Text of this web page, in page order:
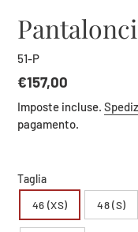
51-P
Prezzo
di
listino
€157,00
Imposte incluse.
pagamento.
Taglia
46 (XS)
48 (S)